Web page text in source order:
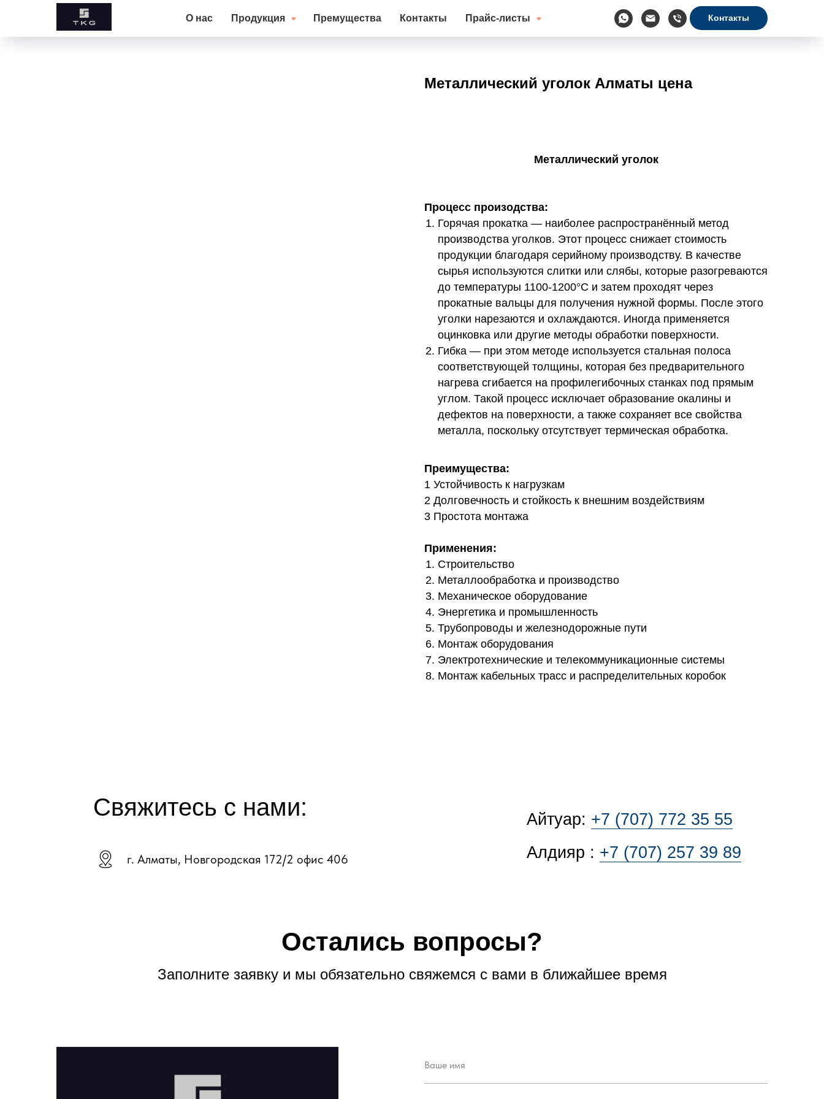
О нас Продукция Премущества Контакты Прайс-листы Контакты
Металлический уголок Алматы цена
Металлический уголок
Процесс произодства:
Горячая прокатка — наиболее распространённый метод
производства уголков. Этот процесс снижает стоимость
продукции благодаря серийному производству. В качестве
сырья используются слитки или слябы, которые разогреваются
до температуры 1100-1200°C и затем проходят через
прокатные вальцы для получения нужной формы. После этого
уголки нарезаются и охлаждаются. Иногда применяется
оцинковка или другие методы обработки поверхности.
Гибка — при этом методе используется стальная полоса
соответствующей толщины, которая без предварительного
нагрева сгибается на профилегибочных станках под прямым
углом. Такой процесс исключает образование окалины и
дефектов на поверхности, а также сохраняет все свойства
металла, поскольку отсутствует термическая обработка.
Преимущества:
1 Устойчивость к нагрузкам
2 Долговечность и стойкость к внешним воздействиям
3 Простота монтажа
Применения:
Строительство
Металлообработка и производство
Механическое оборудование
Энергетика и промышленность
Трубопроводы и железнодорожные пути
Монтаж оборудования
Электротехнические и телекоммуникационные системы
Монтаж кабельных трасс и распределительных коробок
г. Алматы, Новгородская 172/2 офис 406
Свяжитесь с нами: Айтуар: +7 (707) 772 35 55
Алдияр : +7 (707) 257 39 89
Остались вопросы?
Заполните заявку и мы обязательно свяжемся с вами в ближайшее время
Ваше имя